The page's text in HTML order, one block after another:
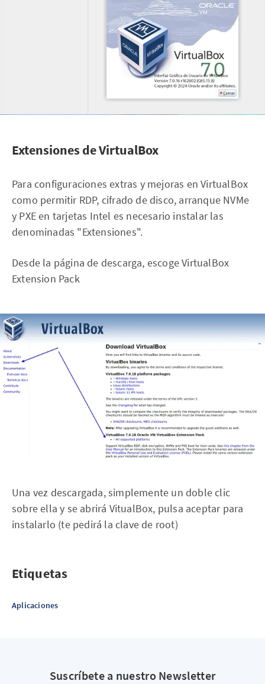
Extensiones de VirtualBox
Para configuraciones extras y mejoras en VirtualBox
como permitir RDP, cifrado de disco, arranque NVMe
y PXE en tarjetas Intel es necesario instalar las
denominadas "Extensiones".
Desde la página de descarga, escoge VirtualBox
Extension Pack
Una vez descargada, simplemente un doble clic
sobre ella y se abrirá VitualBox, pulsa aceptar para
instalarlo (te pedirá la clave de root)
Etiquetas
Aplicaciones
Suscríbete a nuestro Newsletter